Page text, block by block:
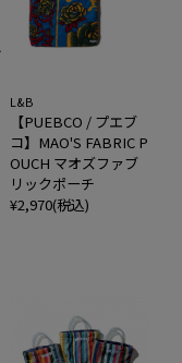
L&B
【PUEBCO / プエブ
コ】MAO'S FABRIC P
OUCH マオズファブ
リックポーチ
¥2,970(税込)